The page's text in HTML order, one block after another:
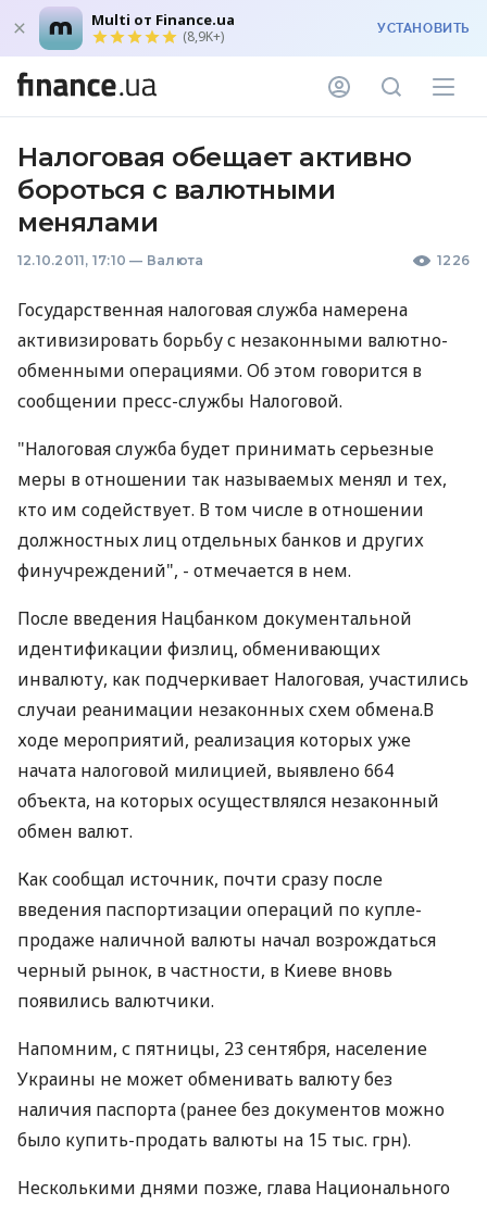
Multi от Finance.ua
(8,9K+) УСТАНОВИТЬ
Налоговая обещает активно
бороться с валютными
менялами
12.10.2011, 17:10 — Валюта 1226
Государственная налоговая служба намерена
активизировать борьбу с незаконными валютно-
обменными операциями. Об этом говорится в
сообщении пресс-службы Налоговой.
"Налоговая служба будет принимать серьезные
меры в отношении так называемых менял и тех,
кто им содействует. В том числе в отношении
должностных лиц отдельных банков и других
финучреждений", - отмечается в нем.
После введения Нацбанком документальной
идентификации физлиц, обменивающих
инвалюту, как подчеркивает Налоговая, участились
случаи реанимации незаконных схем обмена.В
ходе мероприятий, реализация которых уже
начата налоговой милицией, выявлено 664
объекта, на которых осуществлялся незаконный
обмен валют.
Как сообщал источник, почти сразу после
введения паспортизации операций по купле-
продаже наличной валюты начал возрождаться
черный рынок, в частности, в Киеве вновь
появились валютчики.
Напомним, с пятницы, 23 сентября, население
Украины не может обменивать валюту без
наличия паспорта (ранее без документов можно
было купить-продать валюты на 15 тыс. грн).
Несколькими днями позже, глава Национального